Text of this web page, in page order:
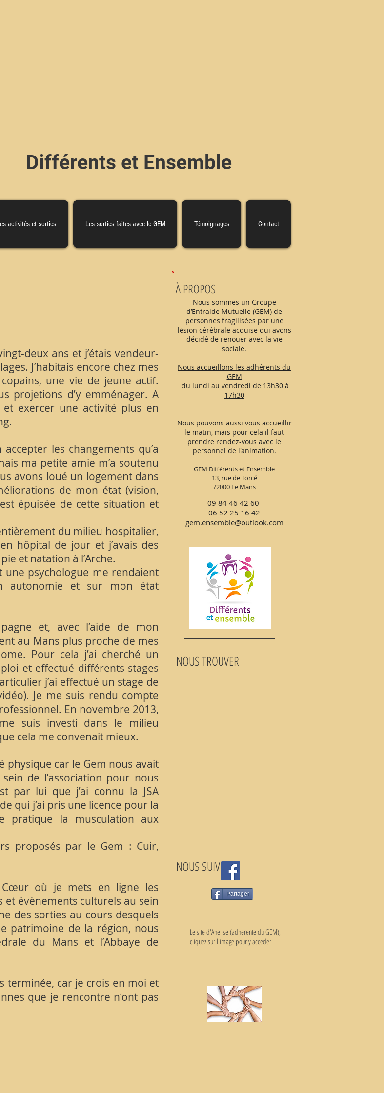
activités et sorties Les sorties faites avec le GEM Témoignages Contact
Différents et Ensemble
À PROPOS
Nous sommes un Groupe
d’Entraide Mutuelle (GEM) de
personnes fragilisées par une
lésion cérébrale acquise qui avons
décidé de renouer avec la vie
sociale.
Nous accueillons les adhérents du
GEM
du lundi au vendredi de 13h30 à
17h30
Nous pouvons aussi vous accueillir
le matin, mais pour cela il faut
prendre rendez-vous avec le
personnel de l'animation.
GEM Différents et Ensemble
13, rue de Torcé
72000 Le Mans
09 84 46 42 60
06 52 25 16 42
gem.ensemble@outlook.com
NOUS TROUVER
NOUS SUIVRE :
deux ans et j’étais vendeur-
J’habitais encore chez mes
une vie de jeune actif.
projetions d’y emménager. A
exercer une activité plus en
les changements qu’a
ma petite amie m’a soutenu
avons loué un logement dans
de mon état (vision,
épuisée de cette situation et
du milieu hospitalier,
hôpital de jour et j’avais des
et natation à l’Arche.
une psychologue me rendaient
autonomie et sur mon état
et, avec l’aide de mon
au Mans plus proche de mes
Pour cela j’ai cherché un
et effectué différents stages
j’ai effectué un stage de
Je me suis rendu compte
En novembre 2013,
suis investi dans le milieu
cela me convenait mieux.
physique car le Gem nous avait
de l’association pour nous
par lui que j’ai connu la JSA
qui j’ai pris une licence pour la
pratique la musculation aux
proposés par le Gem : Cuir,
Cœur où je mets en ligne les
et évènements culturels au sein
des sorties au cours desquels
patrimoine de la région, nous
du Mans et l’Abbaye de
terminée, car je crois en moi et
que je rencontre n’ont pas
Partager
Le site d'Anelise (adhérente du GEM),
cliquez sur l'image pour y acceder